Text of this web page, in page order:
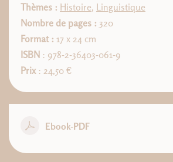
Thèmes : Histoire, Linguistique
Nombre de pages : 320
Format : 17 x 24 cm
ISBN : 978-2-36403-061-9
Prix : 24,50 €
Ebook-PDF